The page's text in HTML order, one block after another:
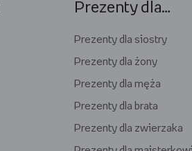
Prezenty dla…
Prezenty dla siostry
Prezenty dla żony
Prezenty dla męża
Prezenty dla brata
Prezenty dla zwierzaka